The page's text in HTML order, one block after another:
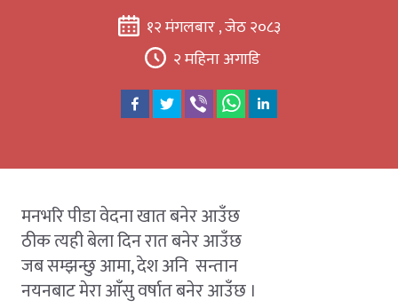
१२ मंगलबार , जेठ २०८३
२ महिना अगाडि
मनभरि पीडा वेदना खात बनेर आउँछ
ठीक त्यही बेला दिन रात बनेर आउँछ
जब सम्झन्छु आमा, देश अनि सन्तान
नयनबाट मेरा आँसु वर्षात बनेर आउँछ ।